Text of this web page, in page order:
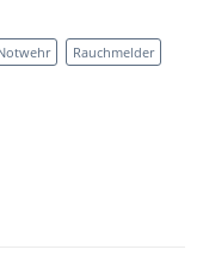
Rauchmelder